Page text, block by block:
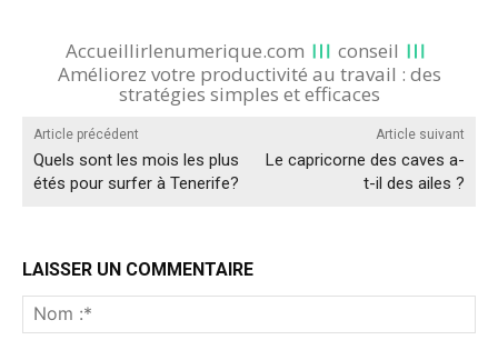
Accueillirlenumerique.com
conseil
Améliorez votre productivité au travail : des
stratégies simples et efficaces
Article précédent
Quels sont les mois les plus
étés pour surfer à Tenerife?
Article suivant
Le capricorne des caves a-
t-il des ailes ?
LAISSER UN COMMENTAIRE
:*